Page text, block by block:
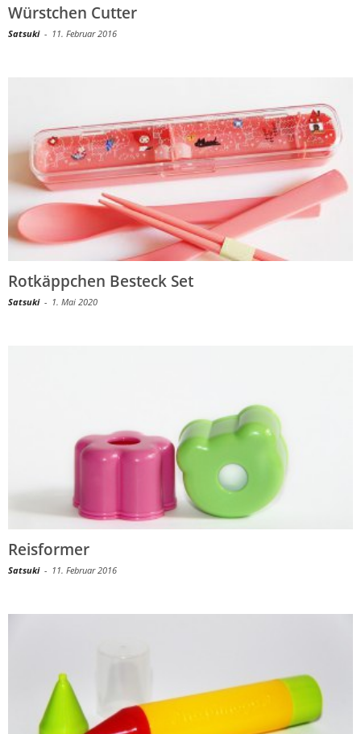
Würstchen Cutter
Satsuki - 11. Februar 2016
Rotkäppchen Besteck Set
Satsuki - 1. Mai 2020
Reisformer
Satsuki - 11. Februar 2016